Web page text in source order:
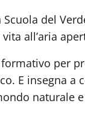
del
all’aria
formativo per
E insegna a
naturale